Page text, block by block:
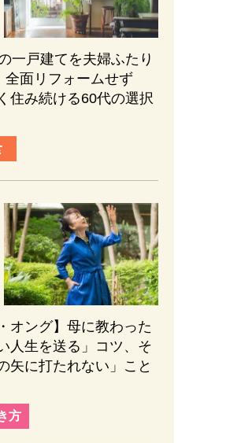
一戸建てを夫婦ふたり
全面リフォームせず
住み続ける60代の選択
オング】母に教わった
人生を送る」コツ、そ
矢に打たれない」こと
方